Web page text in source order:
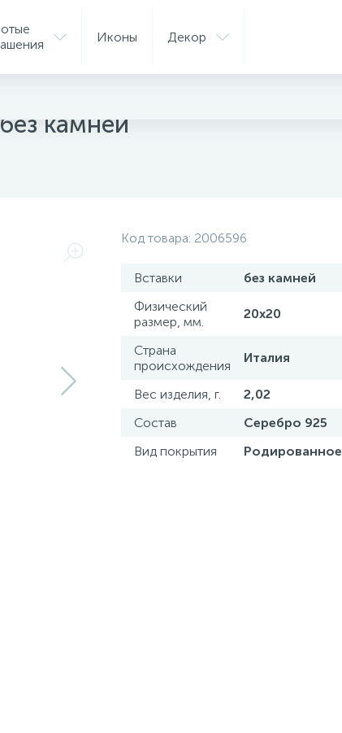
Иконы Декор
камней
Код товара: 2006596
Вставки
без камней
Физический
размер, мм.
20х20
Страна
происхождения
Италия
Вес изделия, г.
2,02
Состав
Серебро 925
Вид покрытия
Родированное